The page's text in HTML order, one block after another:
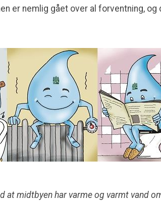
er nemlig gået over al forventning, og
at midtbyen har varme og varmt vand